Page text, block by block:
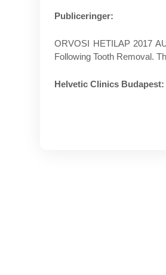
Publiceringer:
ORVOSI HETILAP 2017
Following Tooth Removal.
Helvetic Clinics